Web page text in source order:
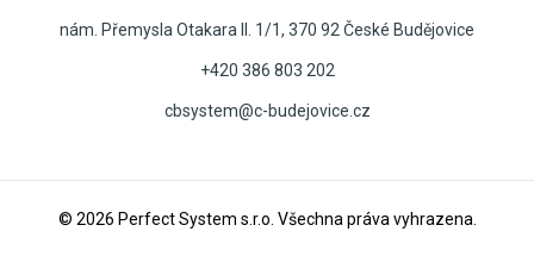
nám. Přemysla Otakara II. 1/1, 370 92 České Budějovice
+420 386 803 202
cbsystem@c-budejovice.cz
© 2026 Perfect System s.r.o . Všechna práva vyhrazena.